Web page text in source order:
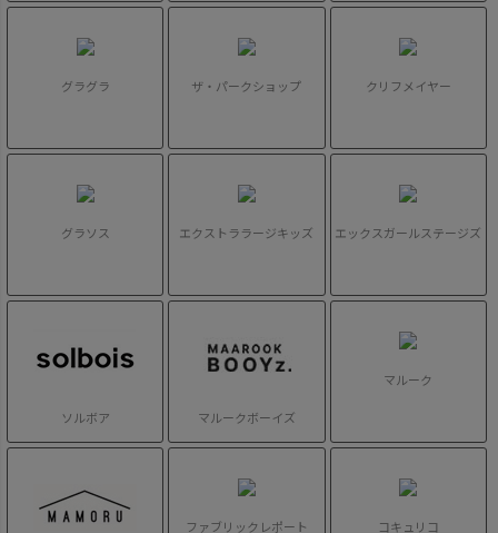
グラグラ ザ・パークショップ クリフメイヤー
グラソス エクストララージキッズ エックスガールステージズ
ソルボア マルークボーイズ
マルーク
ファブリックレポート コキュリコ